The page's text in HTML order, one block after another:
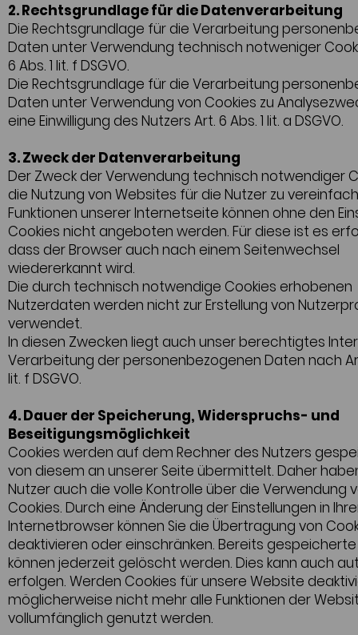
2. Rechtsgrundlage für die Datenverarbeitung
Die Rechtsgrundlage für die Verarbeitung
Daten unter Verwendung technisch notweniger
6 Abs. 1 lit. f DSGVO.
Die Rechtsgrundlage für die Verarbeitung
Daten unter Verwendung von Cookies zu
eine Einwilligung des Nutzers Art. 6 Abs. 1 lit. a DSGVO.
3. Zweck der Datenverarbeitung
Der Zweck der Verwendung technisch notwendiger
die Nutzung von Websites für die Nutzer zu
Funktionen unserer Internetseite können ohne den
Cookies nicht angeboten werden. Für diese ist es
dass der Browser auch nach einem Seitenwechsel
wiedererkannt wird.
Die durch technisch notwendige Cookies erhobenen
Nutzerdaten werden nicht zur Erstellung von
verwendet.
In diesen Zwecken liegt auch unser berechtigtes
Verarbeitung der personenbezogenen Daten nach
lit. f DSGVO.
4. Dauer der Speicherung, Widerspruchs- und
Beseitigungsmöglichkeit
Cookies werden auf dem Rechner des Nutzers
von diesem an unserer Seite übermittelt. Daher
Nutzer auch die volle Kontrolle über die Verwendung
Cookies. Durch eine Änderung der Einstellungen in
Internetbrowser können Sie die Übertragung von
deaktivieren oder einschränken. Bereits
können jederzeit gelöscht werden. Dies kann auch
erfolgen. Werden Cookies für unsere Website
möglicherweise nicht mehr alle Funktionen der
vollumfänglich genutzt werden.